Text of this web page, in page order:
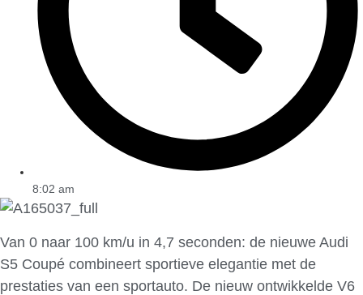
8:02 am
Van 0 naar 100 km/u in 4,7 seconden: de nieuwe Audi
S5 Coupé combineert sportieve elegantie met de
prestaties van een sportauto. De nieuw ontwikkelde V6